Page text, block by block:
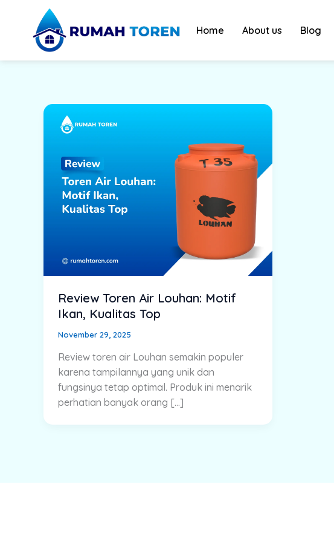
content
Home About us Blog
Review Toren Air Louhan: Motif
Ikan, Kualitas Top
November 29, 2025
Review toren air Louhan semakin populer
karena tampilannya yang unik dan
fungsinya tetap optimal. Produk ini menarik
perhatian banyak orang […]